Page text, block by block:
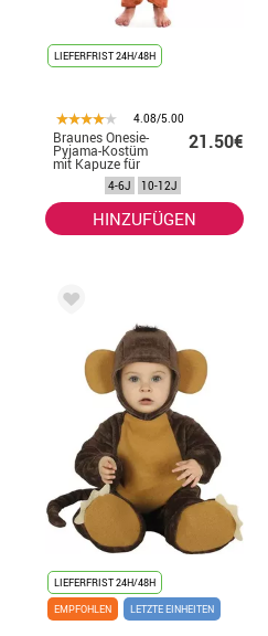
LIEFERFRIST 24H/48H
4.08/5.00
Braunes Onesie-
Pyjama-Kostüm
mit Kapuze für
Jungen
21.50€
4-6J 10-12J
HINZUFÜGEN
LIEFERFRIST 24H/48H
EMPFOHLEN
LETZTE EINHEITEN